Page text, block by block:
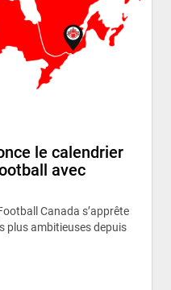
le calendrier
avec
Canada s’apprête
plus ambitieuses depuis